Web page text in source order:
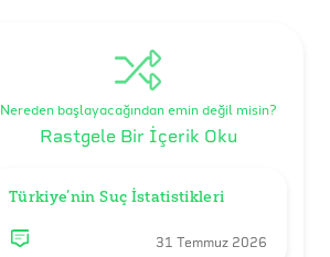
Nereden başlayacağından emin değil misin?
Rastgele Bir İçerik Oku
Türkiye’nin Suç İstatistikleri
31 Temmuz 2026